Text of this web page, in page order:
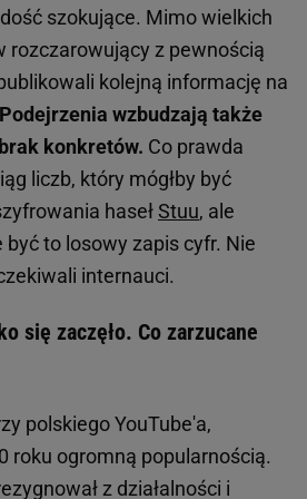
szokujące. Mimo wielkich
rozczarowujący z pewnością
kolejną informację na
Podejrzenia wzbudzają także
konkretów. Co prawda
liczb, który mógłby być
hasełStuu, ale
to losowy zapis cyfr. Nie
internauci.
się zaczęło. Co zarzucane
polskiego YouTube'a,
roku ogromną popularnością.
z działalności i